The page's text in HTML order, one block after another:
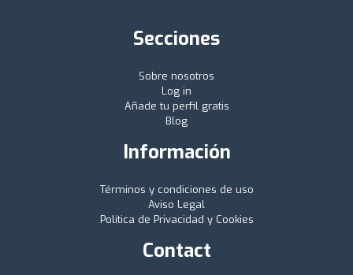
Secciones
Sobre nosotros
Log in
Añade tu perfil gratis
Blog
Información
Términos y condiciones de uso
Aviso Legal
Política de Privacidad y Cookies
Contact